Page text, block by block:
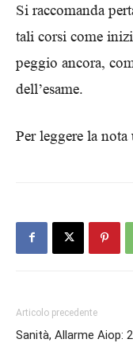
Si raccomanda
tali corsi come
peggio ancora,
dell’esame.
Per leggere la
Articolo precedente
Sanità, Allarme Aiop: